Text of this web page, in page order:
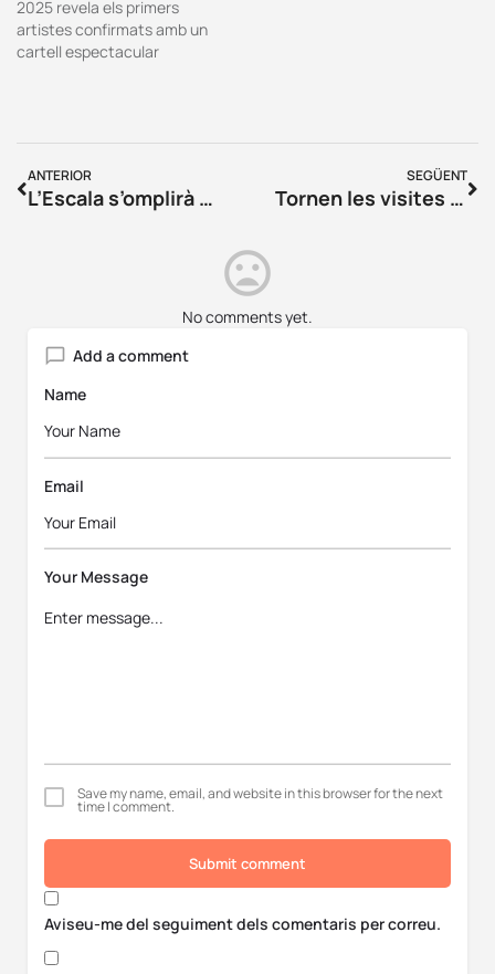
2025 revela els primers
artistes confirmats amb un
cartell espectacular
ANTERIOR
L’Escala s’omplirà de música amb la inauguració de l’ÍTACA 2024
SEGÜENT
Tornen les visites guiades al Gironès
No comments yet.
Add a comment
Name
Email
Your Message
Save my name, email, and website in this browser for the next
time I comment.
Submit comment
Aviseu-me del seguiment dels comentaris per correu.